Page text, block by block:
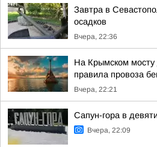
Завтра в
осадков
Вчера, 22:36
На Крымском мосту
правила провоза
Вчера, 22:21
Сапун-гора в
Вчера, 22:09